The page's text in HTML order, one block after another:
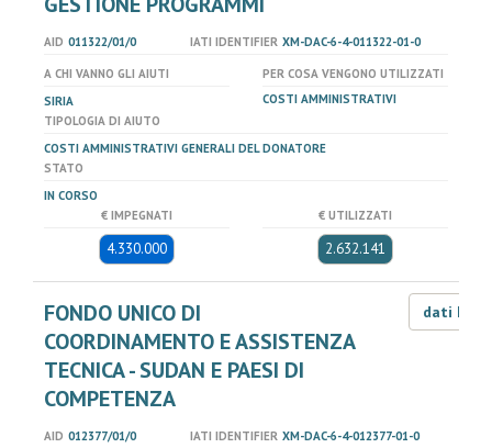
AID 011322/01/0 IATI IDENTIFIER XM-DAC-6-4-011322-01-0
A CHI VANNO GLI AIUTI
SIRIA
PER COSA VENGONO UTILIZZATI
COSTI AMMINISTRATIVI
TIPOLOGIA DI AIUTO
COSTI AMMINISTRATIVI GENERALI DEL DONATORE
STATO
IN CORSO
€ IMPEGNATI
4.330.000
€ UTILIZZATI
2.632.141
FONDO UNICO DI
COORDINAMENTO E ASSISTENZA
TECNICA - SUDAN E PAESI DI
COMPETENZA
dati LOD
AID 012377/01/0 IATI IDENTIFIER XM-DAC-6-4-012377-01-0